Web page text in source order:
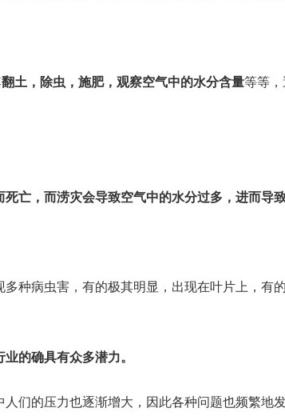
翻土，除虫，施肥，观察空气中的水分含量等等，
亡，而涝灾会导致空气中的水分过多，进而导
多种病虫害，有的极其明显，出现在叶片上，有
的确具有众多潜力。
们的压力也逐渐增大，因此各种问题也频繁地发